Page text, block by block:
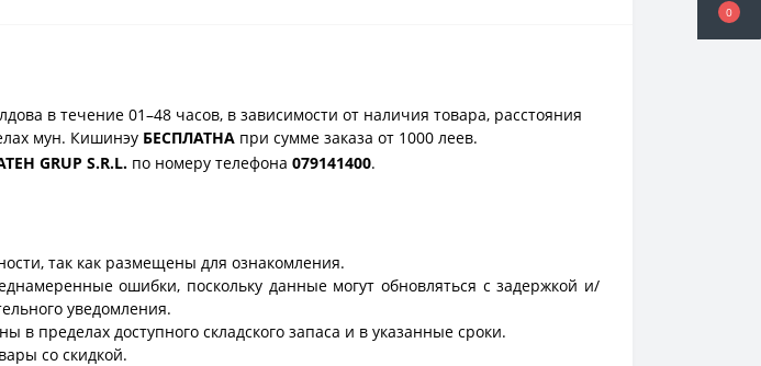
0
в течение 01–48 часов, в зависимости от наличия товара, расстояния
мун. Кишинэу БЕСПЛАТНА при сумме заказа от 1000 леев.
GRUP S.R.L. по номеру телефона 079141400.
так как размещены для ознакомления.
ошибки, поскольку данные могут обновляться с задержкой и/
уведомления.
пределах доступного складского запаса и в указанные сроки.
со скидкой.